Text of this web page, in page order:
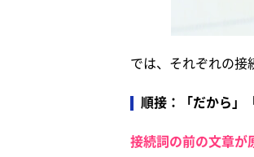
では、それぞれの接
順接：「だから」
接続詞の前の文章が